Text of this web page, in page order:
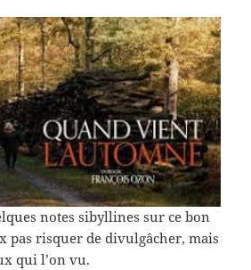
notes sibyllines sur ce bon
pas risquer de divulgâcher, mais
qui l’on vu.